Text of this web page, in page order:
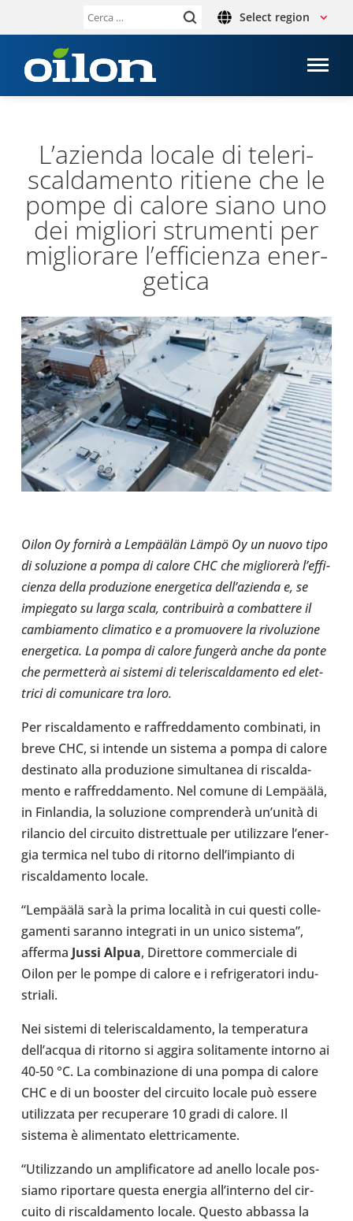
Ricerca Select region
L’a­zienda locale di tele­ri­
scal­da­mento ritiene che le
pompe di calore siano uno
dei migliori stru­menti per
miglio­rare l’ef­fi­cienza ener­
ge­tica
Oilon Oy fornirà a Lempäälän Lämpö Oy un nuovo tipo
di solu­zione a pompa di calore CHC che migliorerà l’ef­fi­
cienza della pro­du­zione ener­ge­tica del­l’a­zienda e, se
impie­gato su larga scala, contribuirà a com­bat­tere il
cam­bia­mento cli­ma­tico e a pro­muo­vere la rivo­lu­zione
ener­ge­tica. La pompa di calore fungerà anche da ponte
che permetterà ai sistemi di tele­ri­scal­da­mento ed elet­
trici di comu­ni­care tra loro.
Per riscal­da­mento e raf­fred­da­mento com­bi­nati, in
breve CHC, si intende un sistema a pompa di calore
desti­nato alla pro­du­zione simul­ta­nea di riscal­da­
mento e raf­fred­da­mento. Nel comune di Lempäälä,
in Fin­lan­dia, la solu­zione comprenderà un’unità di
rilan­cio del cir­cuito distret­tuale per uti­liz­zare l’e­ner­
gia termica nel tubo di ritorno del­l’im­pianto di
riscal­da­mento locale.
“Lempäälä sarà la prima località in cui questi col­le­
ga­menti saranno inte­grati in un unico sistema”,
afferma Jussi Alpua, Diret­tore com­mer­ciale di
Oilon per le pompe di calore e i refri­ge­ra­tori indu­
striali.
Nei sistemi di tele­ri­scal­da­mento, la tem­pe­ra­tura
del­l’ac­qua di ritorno si aggira soli­ta­mente intorno ai
40-50 °C. La com­bi­na­zione di una pompa di calore
CHC e di un booster del cir­cuito locale può essere
uti­liz­zata per recu­pe­rare 10 gradi di calore. Il
sistema è ali­men­tato elet­tri­ca­mente.
“Uti­liz­zando un ampli­fi­ca­tore ad anello locale pos­
siamo ripor­tare questa energia all’in­terno del cir­
cuito di riscal­da­mento locale. Questo abbassa la